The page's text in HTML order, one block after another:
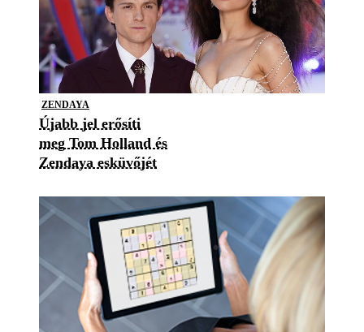
ZENDAYA
Újabb jel erősíti
meg Tom Holland és
Zendaya esküvőjét